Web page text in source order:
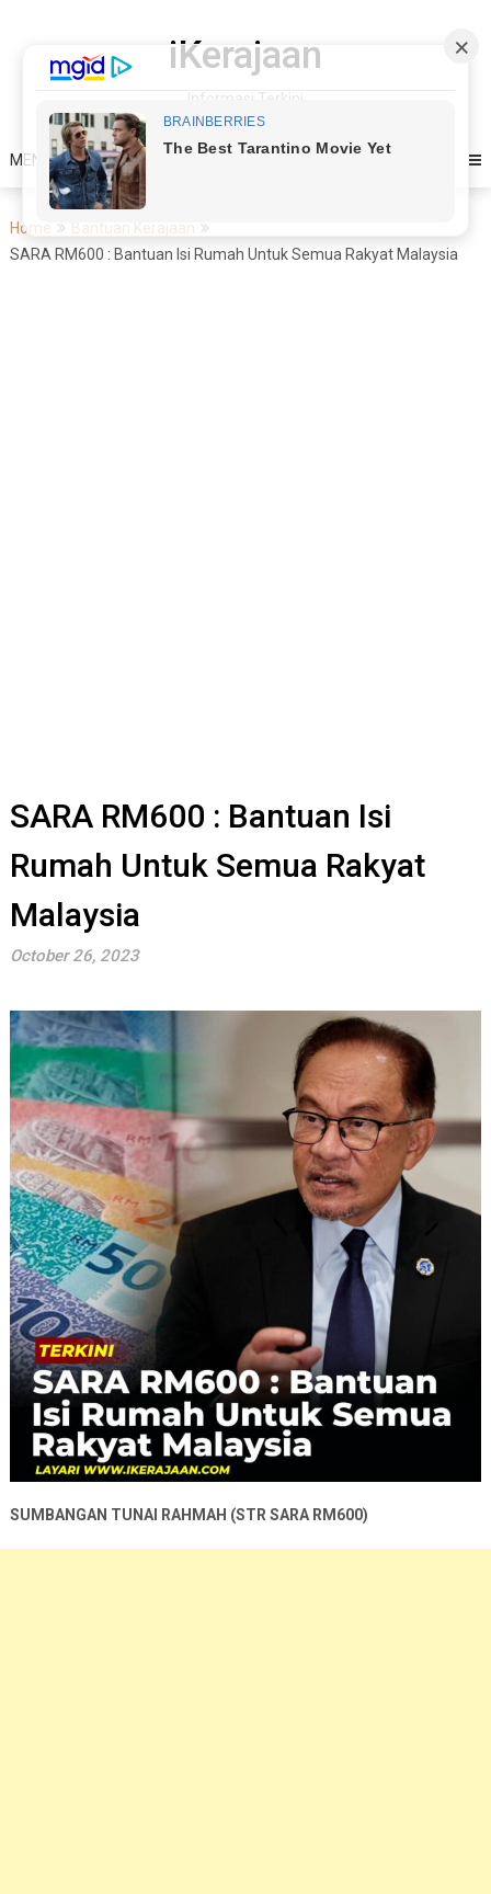
iKerajaan
Informasi Terkini
MENU
Home
Bantuan Kerajaan
SARA RM600 : Bantuan Isi Rumah Untuk Semua Rakyat Malaysia
SARA RM600 : Bantuan Isi
Rumah Untuk Semua Rakyat
Malaysia
October 26, 2023
SUMBANGAN TUNAI RAHMAH (STR SARA RM600)